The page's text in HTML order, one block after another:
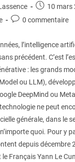
10 mars
0 commentaire
l’intelligence
précédent. C’est
: les grands
ou LLM),
DeepMind ou
ne peut
générale, dans le
quoi. Pour y
depuis décembre
Français Yann Le